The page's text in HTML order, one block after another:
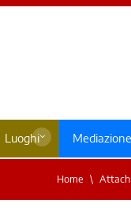
Luoghi
Home